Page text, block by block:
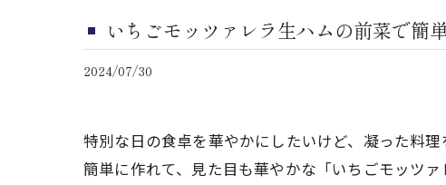
いちごモッツァレラ生ハムの前菜で簡
2024/07/30
特別な日の食卓を華やかにしたいけど、凝った料理
簡単に作れて、見た目も華やかな「いちごモッツ